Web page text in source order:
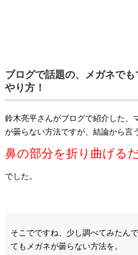
ブログで話題の、メガネで
やり方！
鈴木亮平さんがブログで紹介した、
が曇らない方法ですが、結論から言
鼻の部分を折り曲げる
でした。
そこでですね、少し調べてみたん
てもメガネが曇らない方法を。